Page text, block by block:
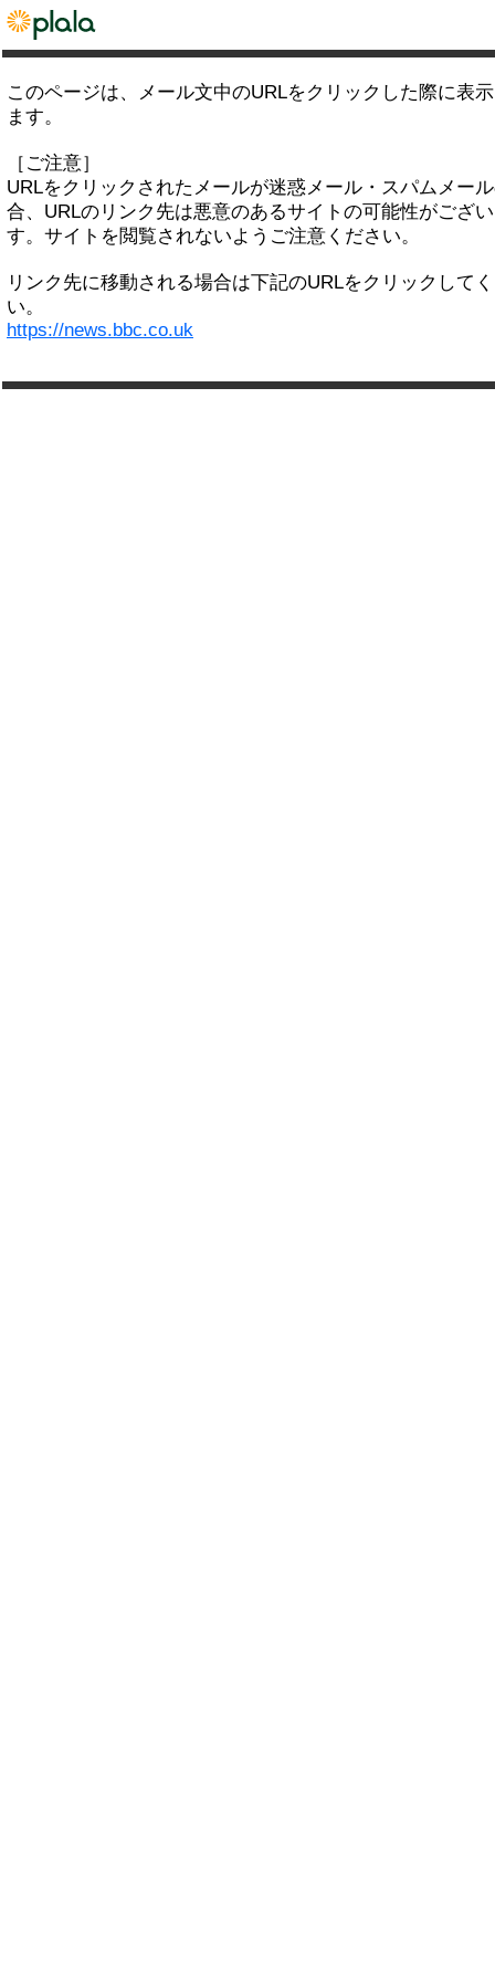
このページは、メール文中のURLをクリックした際に表
ます。
［ご注意］
URLをクリックされたメールが迷惑メール・スパムメー
合、URLのリンク先は悪意のあるサイトの可能性がござ
す。サイトを閲覧されないようご注意ください。
リンク先に移動される場合は下記のURLをクリックして
い。
https://news.bbc.co.uk